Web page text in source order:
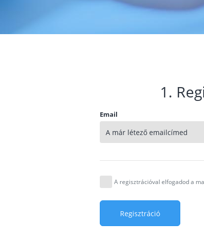
1.
Email
A regisztrációval elfogadod a
Regisztráció